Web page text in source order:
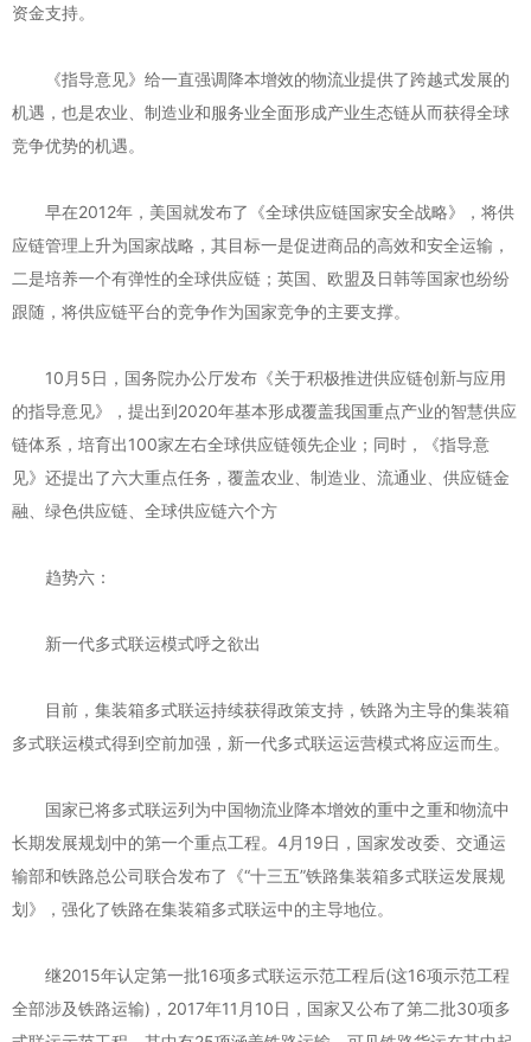
资金支持。
《指导意见》给一直强调降本增效的物流业提供了跨越式发展的
机遇，也是农业、制造业和服务业全面形成产业生态链从而获得全球
竞争优势的机遇。
早在2012年，美国就发布了《全球供应链国家安全战略》，将供
应链管理上升为国家战略，其目标一是促进商品的高效和安全运输，
二是培养一个有弹性的全球供应链；英国、欧盟及日韩等国家也纷纷
跟随，将供应链平台的竞争作为国家竞争的主要支撑。
10月5日，国务院办公厅发布《关于积极推进供应链创新与应用
的指导意见》，提出到2020年基本形成覆盖我国重点产业的智慧供应
链体系，培育出100家左右全球供应链领先企业；同时，《指导意
见》还提出了六大重点任务，覆盖农业、制造业、流通业、供应链金
融、绿色供应链、全球供应链六个方
趋势六：
新一代多式联运模式呼之欲出
目前，集装箱多式联运持续获得政策支持，铁路为主导的集装箱
多式联运模式得到空前加强，新一代多式联运运营模式将应运而生。
国家已将多式联运列为中国物流业降本增效的重中之重和物流中
长期发展规划中的第一个重点工程。4月19日，国家发改委、交通运
输部和铁路总公司联合发布了《“十三五”铁路集装箱多式联运发展规
划》，强化了铁路在集装箱多式联运中的主导地位。
继2015年认定第一批16项多式联运示范工程后(这16项示范工程
全部涉及铁路运输)，2017年11月10日，国家又公布了第二批30项多